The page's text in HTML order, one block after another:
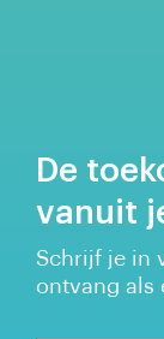
De
vanuit
Schrijf je in
ontvang als